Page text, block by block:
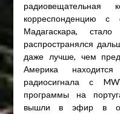
радиовещательная
корреспонденцию
Мадагаскара,
распространялся
даже лучше, чем
Америка
радиосигнала с
программы на
вышли в эфир в